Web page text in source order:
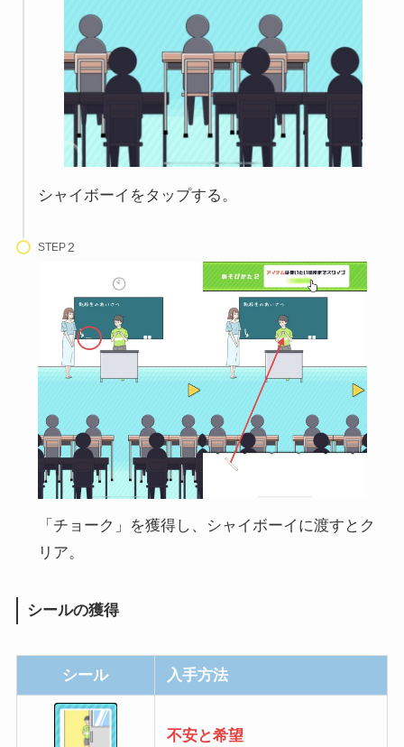
シャイボーイをタップする。
STEP
「チョーク」を獲得し、シャイボーイに渡すとク
リア。
シールの獲得
シール 入手方法
不安と希望